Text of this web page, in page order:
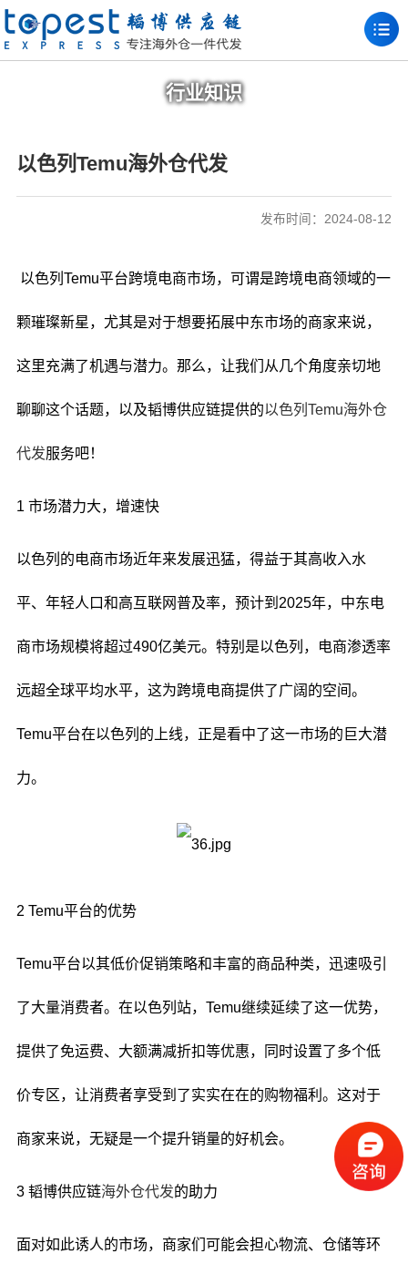
行业知识
以色列Temu海外仓代发
发布时间：2024-08-12
以色列Temu平台跨境电商市场，可谓是跨境电商领域的一
颗璀璨新星，尤其是对于想要拓展中东市场的商家来说，
这里充满了机遇与潜力。那么，让我们从几个角度亲切地
聊聊这个话题，以及韬博供应链提供的以色列Temu海外仓
代发服务吧！
1 市场潜力大，增速快
以色列的电商市场近年来发展迅猛，得益于其高收入水
平、年轻人口和高互联网普及率，预计到2025年，中东电
商市场规模将超过490亿美元。特别是以色列，电商渗透率
远超全球平均水平，这为跨境电商提供了广阔的空间。
Temu平台在以色列的上线，正是看中了这一市场的巨大潜
力。
2 Temu平台的优势
Temu平台以其低价促销策略和丰富的商品种类，迅速吸引
了大量消费者。在以色列站，Temu继续延续了这一优势，
提供了免运费、大额满减折扣等优惠，同时设置了多个低
价专区，让消费者享受到了实实在在的购物福利。这对于
商家来说，无疑是一个提升销量的好机会。
3 韬博供应链海外仓代发的助力
面对如此诱人的市场，商家们可能会担心物流、仓储等环